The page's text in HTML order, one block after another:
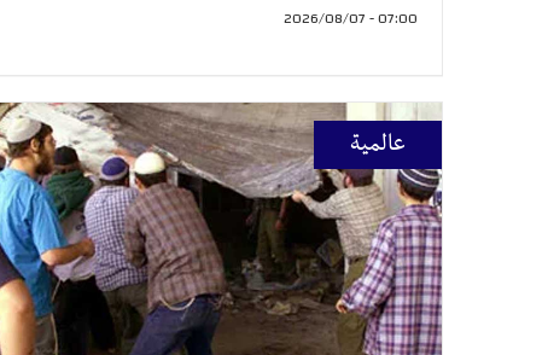
07:00 - 2026/08/07
عالمية